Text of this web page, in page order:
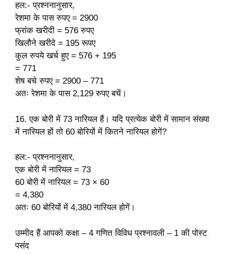
हल:- प्रश्ननानुसार,
रेशमा के पास रुपए = 2900
फ्रांक खरीदी = 576 रुपए
खिलौने खरीदे = 195 रूपए
कुल रुपये खर्च हुए = 576 + 195
= 771
शेष बचे रुपए = 2900 – 771
अतः रेशमा के पास 2,129 रुपए बचें।
16. एक बोरी में 73 नारियल हैं। यदि प्रत्येक बोरी में सामान संख्या
में नारियल हों तो 60 बोरियों में कितने नारियल होगें?
हल:- प्रश्ननानुसार,
एक बोरी में नारियल = 73
60 बोरी में नारियल = 73 × 60
= 4,380
अतः 60 बोरियों में 4,380 नारियल होगें।
उम्मीद हैं आपको कक्षा – 4 गणित विविध प्रश्नावली – 1 की पोस्ट
पसंद